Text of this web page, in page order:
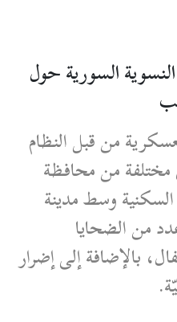
السورية حول
من قبل النظام
من محافظة
وسط مدينة
من الضحايا
بالإضافة إلى إضرار